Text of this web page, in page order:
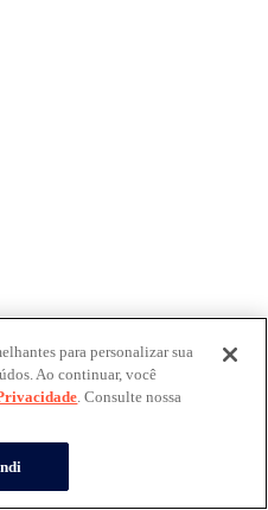
para personalizar sua
Ao continuar, você
. Consulte nossa